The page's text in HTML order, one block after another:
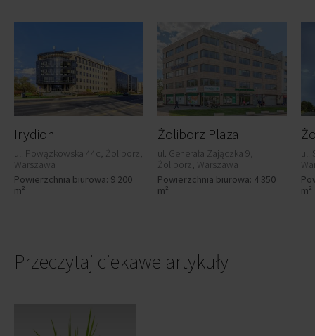
Irydion
ul. Powązkowska 44c, Żoliborz,
Warszawa
Powierzchnia biurowa: 9 200
m²
Żoliborz Plaza
ul. Generała Zajączka 9,
Żoliborz, Warszawa
Powierzchnia biurowa: 4 350
m²
ul.
m²
Przeczytaj ciekawe artykuły